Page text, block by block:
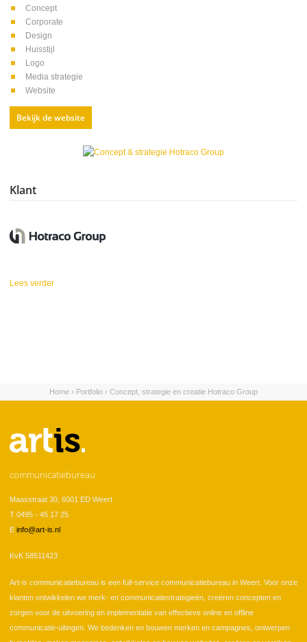
Concept
Corporate
Design
Huisstijl
Logo
Media strategie
Website
Bekijk de website
Klant
Lees verder
U bent hier
Home › Portfolio › Concept, strategie en creatie Hotraco Group
communicatiebureau
Maasstraat 30, 6001 ED Weert
T 0495 - 45 17 25
E info@art-is.nl
KvK 58511423
Art-is communicatiebureau is een full-service communicatiebureau in Weert. Voor onze
klanten ontwikkelen we merk- en communicatiestrategieën, creëren concepten en
zorgen voor de uitvoering en implementatie van effectieve online en offline
communicatie-uitingen. We bedenken en bouwen merken en campagnes, ontwerpen